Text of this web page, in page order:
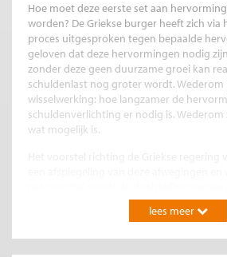
Hoe moet deze eerste set aan
worden? De Griekse burger heeft zich via
proces uitgesproken tegen bepaalde
geloven dat deze hervormingen nodig
zonder deze geen duurzame groei kan
schuldenlast nog groter wordt. Wederom
wisselwerking: hoe langzamer de
schuldenverlichting er nodig is. Wederom
wat mogelijk is.
begrotingsoverschot op de middellange
4,5% van het BNP naar 3,5% en krijgt
lees meer